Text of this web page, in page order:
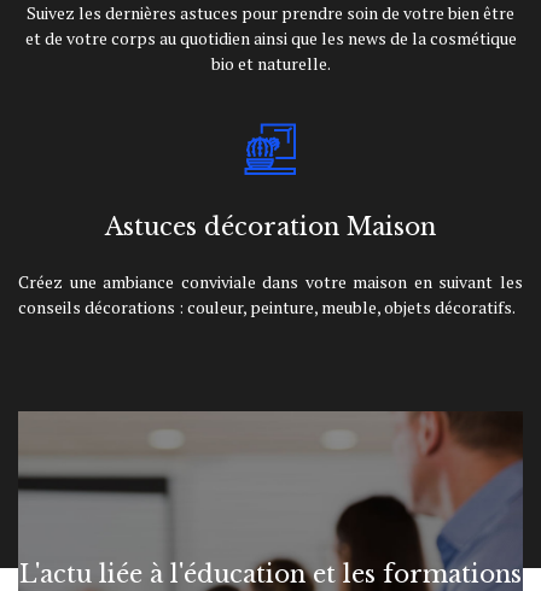
Suivez les dernières astuces pour prendre soin de votre bien être
et de votre corps au quotidien ainsi que les news de la cosmétique
bio et naturelle.
Astuces décoration Maison
Créez une ambiance conviviale dans votre maison en suivant les
conseils décorations : couleur, peinture, meuble, objets décoratifs.
L'actu liée à l'éducation et les formations